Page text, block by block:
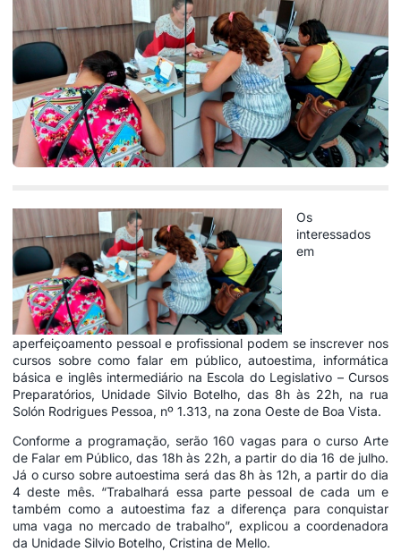
Os
interessados
em
aperfeiçoamento pessoal e profissional podem se inscrever nos
cursos sobre como falar em público, autoestima, informática
básica e inglês intermediário na Escola do Legislativo – Cursos
Preparatórios, Unidade Silvio Botelho, das 8h às 22h, na rua
Solón Rodrigues Pessoa, nº 1.313, na zona Oeste de Boa Vista.
Conforme a programação, serão 160 vagas para o curso Arte
de Falar em Público, das 18h às 22h, a partir do dia 16 de julho.
Já o curso sobre autoestima será das 8h às 12h, a partir do dia
4 deste mês. “Trabalhará essa parte pessoal de cada um e
também como a autoestima faz a diferença para conquistar
uma vaga no mercado de trabalho”, explicou a coordenadora
da Unidade Silvio Botelho, Cristina de Mello.